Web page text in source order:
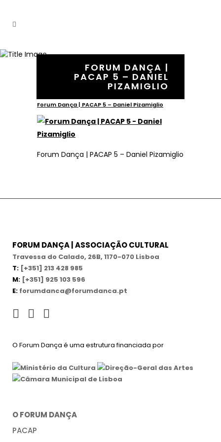
FORUM DANÇA |
PACAP 5 – DANIEL
PIZAMIGLIO
In
Forum Dança | PACAP 5 – Daniel Pizamiglio
Forum Dança | PACAP 5 – Daniel Pizamiglio
FORUM DANÇA | ASSOCIAÇÃO CULTURAL
Travessa do Calado, 26B, 1170-070 Lisboa
T: [+351] 213 428 985
M: [+351] 925 103 596
E: forumdanca@forumdanca.pt
O Forum Dança é uma estrutura financiada por
O FORUM DANÇA
PACAP